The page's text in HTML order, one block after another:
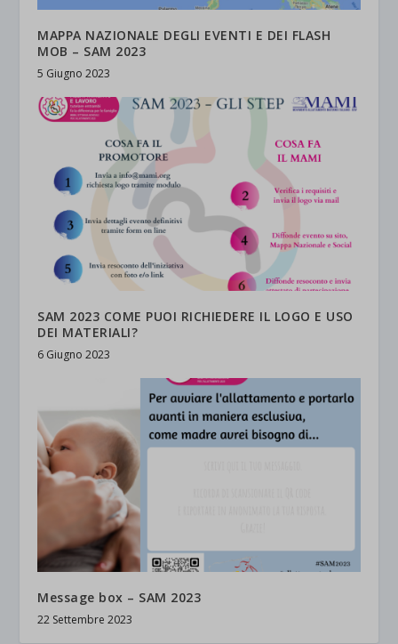
MAPPA NAZIONALE DEGLI EVENTI E DEI FLASH
MOB – SAM 2023
5 Giugno 2023
SAM 2023 COME PUOI RICHIEDERE IL LOGO E USO
DEI MATERIALI?
6 Giugno 2023
Message box – SAM 2023
22 Settembre 2023